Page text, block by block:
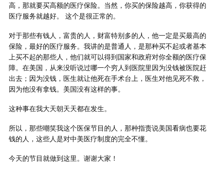
高，那就要买高额的医疗保险。当然，你买的保险越高，你获得的
医疗服务就越好。 这个是很正常的。
对于那些有钱人，富贵的人，财富特别多的人，他一定是买最高的
保险，最好的医疗服务。我讲的是普通人，是那种买不起或者基本
上买不起的那些人，他们就可以得到国家和政府对你全额的医疗保
障。在美国，从来没听说过哪一个穷人到医院里因为没钱被医院赶
出去；因为没钱，医生就让他死在手术台上，医生对他见死不救，
因为他没有拿钱。美国没有这样的事。
这种事在我大天朝天天都在发生。
所以，那些嘲笑我这个医保节目的人，那种指责说美国看病也要花
钱的人，这些人是对中美医疗制度的完全不懂。
今天的节目就做到这里。谢谢大家！